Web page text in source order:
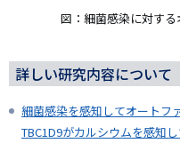
図：細菌感染に対す
詳しい研究内容について
細菌感染を感知してオートフ
TBC1D9がカルシウムを感知